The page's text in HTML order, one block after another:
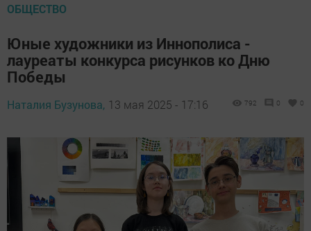
ОБЩЕСТВО
Юные художники из Иннополиса -
лауреаты конкурса рисунков ко Дню
Победы
Наталия Бузунова, 13 мая 2025 - 17:16 792 0 0